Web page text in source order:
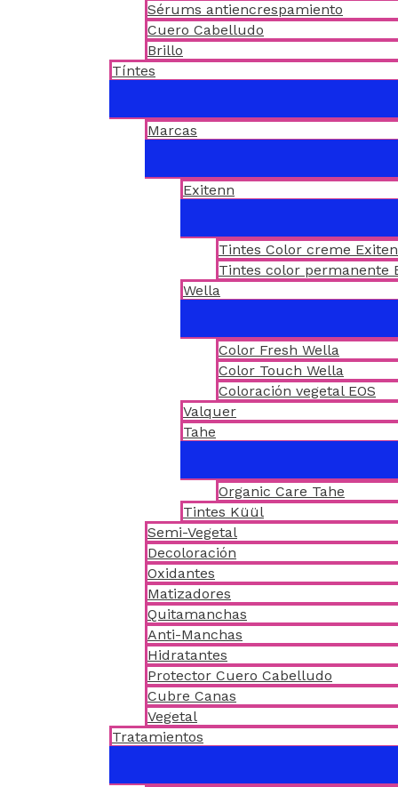
Sérums antiencrespamiento
Cuero Cabelludo
Brillo
Tíntes
Marcas
Exitenn
Tintes Color creme
Tintes color permanente
Wella
Color Fresh Wella
Color Touch Wella
Coloración vegetal EOS
Valquer
Tahe
Organic Care Tahe
Tintes Küül
Semi-Vegetal
Decoloración
Oxidantes
Matizadores
Quitamanchas
Anti-Manchas
Hidratantes
Protector Cuero Cabelludo
Cubre Canas
Vegetal
Tratamientos